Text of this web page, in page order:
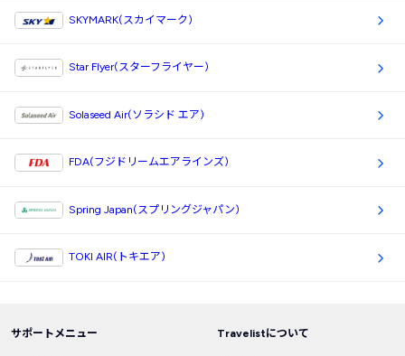
SKYMARK(スカイマーク)
Star Flyer(スターフライヤー)
Solaseed Air(ソラシド エア)
FDA(フジドリームエアラインズ)
Spring Japan(スプリングジャパン)
TOKI AIR(トキエア)
サポートメニュー Travelistについて